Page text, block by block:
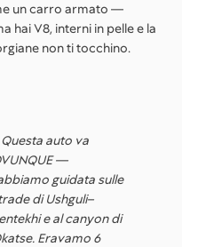
un carro armato —
hai V8, interni in pelle e la
non ti tocchino.
Questa auto va
—
guidata sulle
di Ushguli–
e al canyon di
Eravamo 6